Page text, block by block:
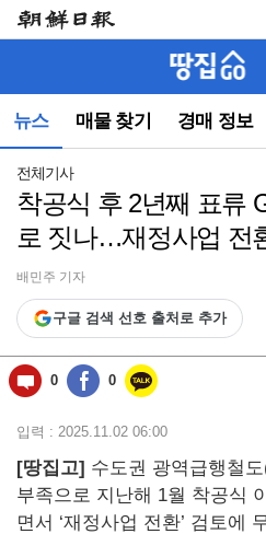
뉴스 매물 찾기 경매 정보
뉴
(컨
동)
전체기사
착공식 후 2년째 표류
로 짓나…재정사업 전
배민주 기자
구글 검색 선호 출처로 추가
0 0
입력 : 2025.11.02 06:00
[땅집고] 수도권 광역급행철
부족으로 지난해 1월 착공식
면서 ‘재정사업 전환’ 검토에